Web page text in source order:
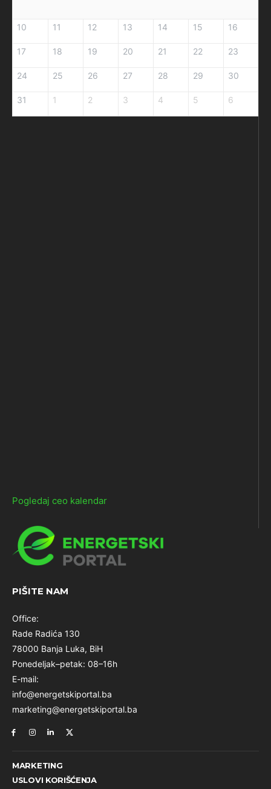
10 11 12 13 14 15 16
17 18 19 20 21 22 23
24 25 26 27 28 29 30
31 1 2 3 4 5 6
Pogledaj ceo kalendar
PIŠITE NAM
Office:
Rade Radića 130
78000 Banja Luka, BiH
Ponedeljak–petak: 08–16h
E-mail:
info@energetskiportal.ba
marketing@energetskiportal.ba
MARKETING
USLOVI KORIŠĆENJA